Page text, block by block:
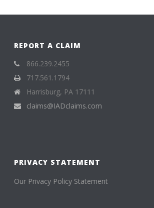
REPORT A CLAIM
866.239.2455
717.561.1794
Harrisburg, PA 17111
claims@IADclaims.com
PRIVACY STATEMENT
Our Privacy Policy Statement